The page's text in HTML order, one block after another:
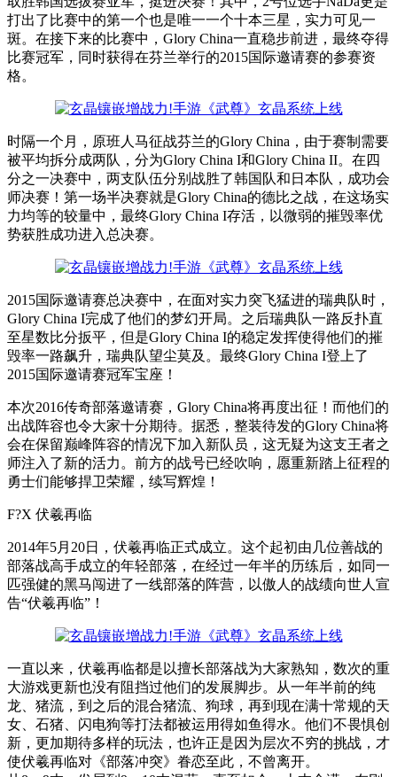
打出了比赛中的第一个也是唯一一个十本三星，实力可见一
斑。在接下来的比赛中，Glory China一直稳步前进，最终夺得
比赛冠军，同时获得在芬兰举行的2015国际邀请赛的参赛资
格。
时隔一个月，原班人马征战芬兰的Glory China，由于赛制需要
被平均拆分成两队，分为Glory China I和Glory China II。在四
分之一决赛中，两支队伍分别战胜了韩国队和日本队，成功会
师决赛！第一场半决赛就是Glory China的德比之战，在这场实
力均等的较量中，最终Glory China I存活，以微弱的摧毁率优
势获胜成功进入总决赛。
2015国际邀请赛总决赛中，在面对实力突飞猛进的瑞典队时，
Glory China I完成了他们的梦幻开局。之后瑞典队一路反扑直
至星数比分扳平，但是Glory China I的稳定发挥使得他们的摧
毁率一路飙升，瑞典队望尘莫及。最终Glory China I登上了
2015国际邀请赛冠军宝座！
本次2016传奇部落邀请赛，Glory China将再度出征！而他们的
出战阵容也令大家十分期待。据悉，整装待发的Glory China将
会在保留巅峰阵容的情况下加入新队员，这无疑为这支王者之
师注入了新的活力。前方的战号已经吹响，愿重新踏上征程的
勇士们能够捍卫荣耀，续写辉煌！
F?X 伏羲再临
2014年5月20日，伏羲再临正式成立。这个起初由几位善战的
部落战高手成立的年轻部落，在经过一年半的历练后，如同一
匹强健的黑马闯进了一线部落的阵营，以傲人的战绩向世人宣
告“伏羲再临”！
一直以来，伏羲再临都是以擅长部落战为大家熟知，数次的重
大游戏更新也没有阻挡过他们的发展脚步。从一年半前的纯
龙、猪流，到之后的混合猪流、狗球，再到现在满十常规的天
女、石猪、闪电狗等打法都被运用得如鱼得水。他们不畏惧创
新，更加期待多样的玩法，也许正是因为层次不穷的挑战，才
使伏羲再临对《部落冲突》眷恋至此，不曾离开。